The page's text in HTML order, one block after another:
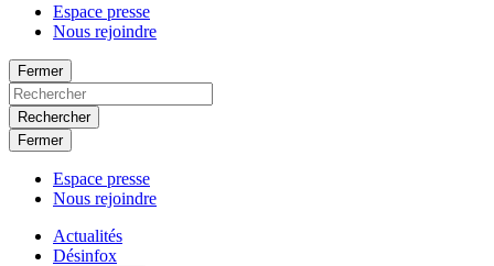
Espace presse
Nous rejoindre
Fermer
Rechercher
Fermer
Espace presse
Nous rejoindre
Actualités
Désinfox